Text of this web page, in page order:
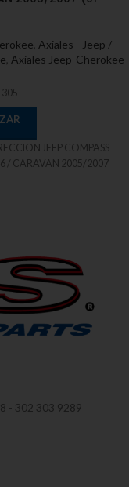
Axiales - Jeep /
Axiales Jeep-Cherokee
JEEP COMPASS
/ CARAVAN 2005/2007
- 302 303 9289